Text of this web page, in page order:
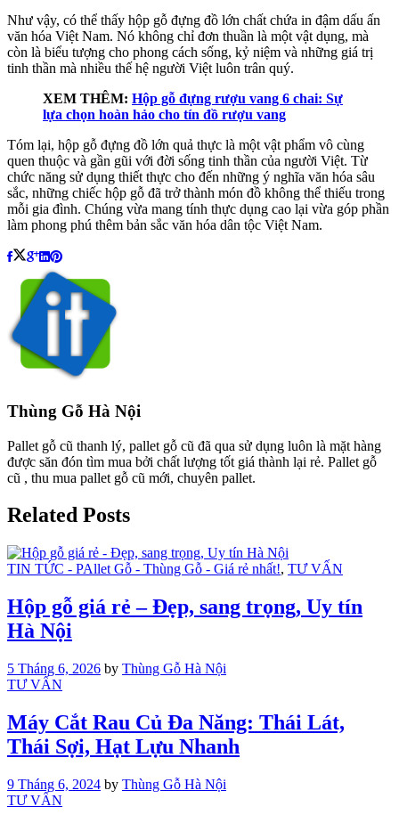
Như vậy, có thể thấy hộp gỗ đựng đồ lớn chất chứa in đậm dấu ấn
văn hóa Việt Nam. Nó không chỉ đơn thuần là một vật dụng, mà
còn là biểu tượng cho phong cách sống, kỷ niệm và những giá trị
tinh thần mà nhiều thế hệ người Việt luôn trân quý.
XEM THÊM: Hộp gỗ đựng rượu vang 6 chai: Sự
lựa chọn hoàn hảo cho tín đồ rượu vang
Tóm lại, hộp gỗ đựng đồ lớn quả thực là một vật phẩm vô cùng
quen thuộc và gần gũi với đời sống tinh thần của người Việt. Từ
chức năng sử dụng thiết thực cho đến những ý nghĩa văn hóa sâu
sắc, những chiếc hộp gỗ đã trở thành món đồ không thể thiếu trong
mỗi gia đình. Chúng vừa mang tính thực dụng cao lại vừa góp phần
làm phong phú thêm bản sắc văn hóa dân tộc Việt Nam.
Thùng Gỗ Hà Nội
Pallet gỗ cũ thanh lý, pallet gỗ cũ đã qua sử dụng luôn là mặt hàng
được săn đón tìm mua bởi chất lượng tốt giá thành lại rẻ. Pallet gỗ
cũ , thu mua pallet gỗ cũ mới, chuyên pallet.
Related Posts
TIN TỨC - PAllet Gỗ - Thùng Gỗ - Giá rẻ nhất!, TƯ VẤN
Hộp gỗ giá rẻ – Đẹp, sang trọng, Uy tín
Hà Nội
5 Tháng 6, 2026 by Thùng Gỗ Hà Nội
TƯ VẤN
Máy Cắt Rau Củ Đa Năng: Thái Lát,
Thái Sợi, Hạt Lựu Nhanh
9 Tháng 6, 2024 by Thùng Gỗ Hà Nội
TƯ VẤN